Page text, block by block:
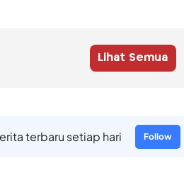
Lihat Semua
terbaru setiap hari Follow